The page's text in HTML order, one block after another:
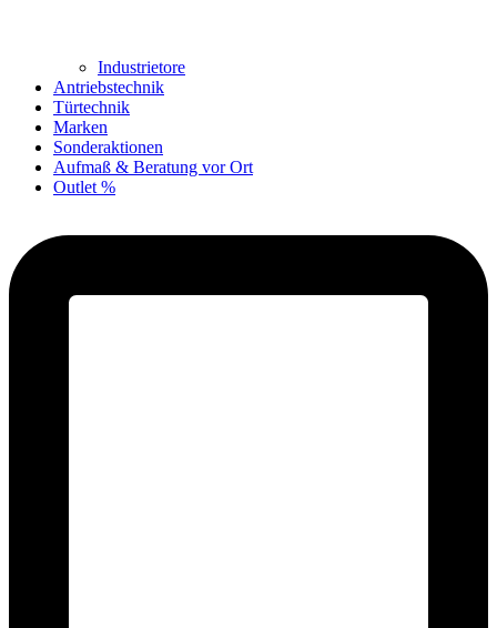
Industrietore
Antriebstechnik
Türtechnik
Marken
Sonderaktionen
Aufmaß & Beratung vor Ort
Outlet %